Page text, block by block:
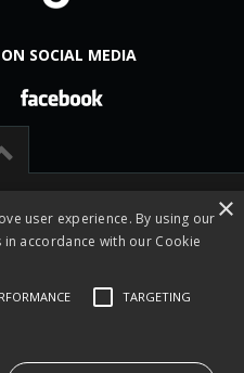
SOCIAL MEDIA
footgolfová a fotbalgolfová
×
user experience. By using our
accordance with our Cookie
TARGETING